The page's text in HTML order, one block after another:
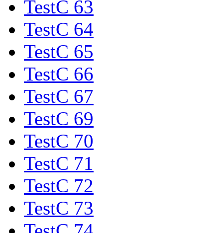
TestC 63
TestC 64
TestC 65
TestC 66
TestC 67
TestC 69
TestC 70
TestC 71
TestC 72
TestC 73